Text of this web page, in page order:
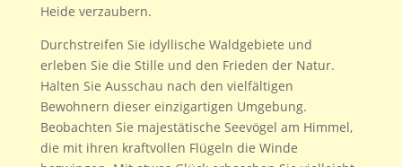
Heide verzaubern.
Durchstreifen Sie idyllische Waldgebiete und
erleben Sie die Stille und den Frieden der Natur.
Halten Sie Ausschau nach den vielfältigen
Bewohnern dieser einzigartigen Umgebung.
Beobachten Sie majestätische Seevögel am Himmel,
die mit ihren kraftvollen Flügeln die Winde